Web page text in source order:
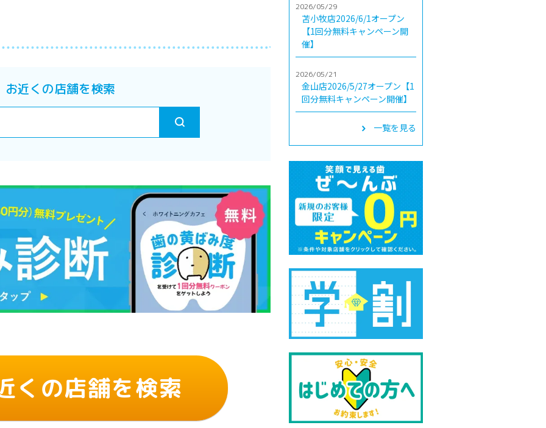
お近くの店舗を検索
くの店舗を検索
2026/05/29
苫小牧店2026/6/1オープン
【1回分無料キャンペーン開
催】
2026/05/21
金山店2026/5/27オープン【1
回分無料キャンペーン開催】
一覧を見る